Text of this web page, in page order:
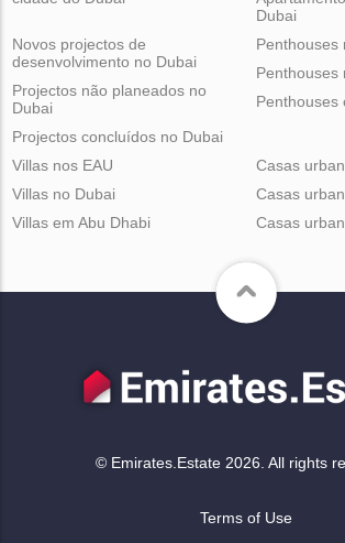
Dubai
Novos projectos de
desenvolvimento no Dubai
Projectos não planeados no
Dubai
Projectos concluídos no Dubai
Penthouses
Penthouses
Penthouses
Villas nos EAU
Villas no Dubai
Villas em Abu Dhabi
Casas
Casas
Casas
© Emirates.Estate 2026. All rights
Terms of Use